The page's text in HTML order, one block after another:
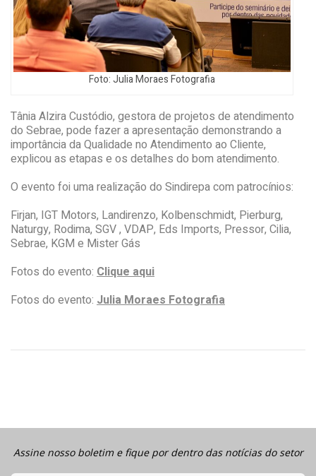
Foto: Julia Moraes Fotografia
Tânia Alzira Custódio, gestora de projetos de atendimento
do Sebrae, pode fazer a apresentação demonstrando a
importância da Qualidade no Atendimento ao Cliente,
explicou as etapas e os detalhes do bom atendimento.
O evento foi uma realização do Sindirepa com patrocínios:
Firjan, IGT Motors, Landirenzo, Kolbenschmidt, Pierburg,
Naturgy, Rodima, SGV , VDAP, Eds Imports, Pressor, Cilia,
Sebrae, KGM e Mister Gás
Fotos do evento: Clique aqui
Fotos do evento: Julia Moraes Fotografia
Assine nosso boletim e fique por dentro das notícias do setor